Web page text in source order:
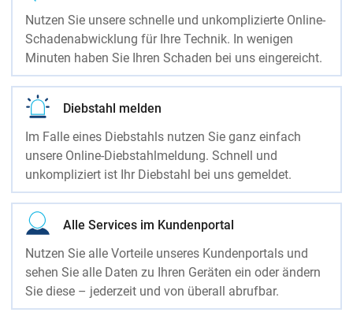
Nutzen Sie unsere schnelle und unkomplizierte Online-
Schadenabwicklung für Ihre Technik. In wenigen
Minuten haben Sie Ihren Schaden bei uns eingereicht.
Diebstahl melden
Im Falle eines Diebstahls nutzen Sie ganz einfach
unsere Online-Diebstahlmeldung. Schnell und
unkompliziert ist Ihr Diebstahl bei uns gemeldet.
Alle Services im Kundenportal
Nutzen Sie alle Vorteile unseres Kundenportals und
sehen Sie alle Daten zu Ihren Geräten ein oder ändern
Sie diese – jederzeit und von überall abrufbar.